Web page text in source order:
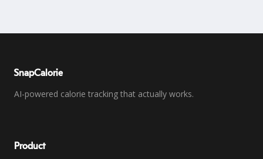
SnapCalorie
AI-powered calorie tracking that actually works.
Product